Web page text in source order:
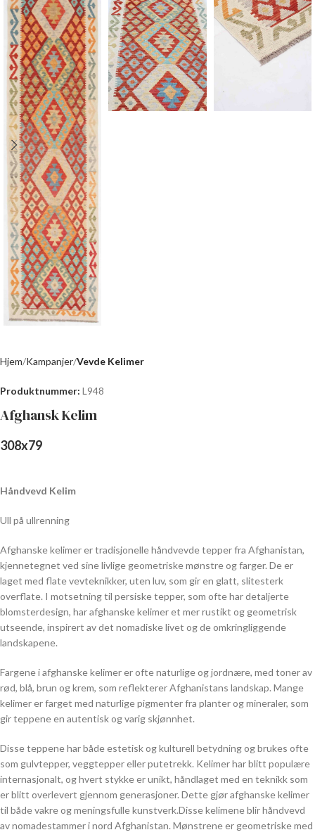
Hjem Kampanjer Vevde Kelimer
Produktnummer: L948
Afghansk Kelim
308x79
Håndvevd Kelim
Ull på ullrenning
Afghanske kelimer er tradisjonelle håndvevde tepper fra Afghanistan,
kjennetegnet ved sine livlige geometriske mønstre og farger. De er
laget med flate vevteknikker, uten luv, som gir en glatt, slitesterk
overflate. I motsetning til persiske tepper, som ofte har detaljerte
blomsterdesign, har afghanske kelimer et mer rustikt og geometrisk
utseende, inspirert av det nomadiske livet og de omkringliggende
landskapene.
Fargene i afghanske kelimer er ofte naturlige og jordnære, med toner av
rød, blå, brun og krem, som reflekterer Afghanistans landskap. Mange
kelimer er farget med naturlige pigmenter fra planter og mineraler, som
gir teppene en autentisk og varig skjønnhet.
Disse teppene har både estetisk og kulturell betydning og brukes ofte
som gulvtepper, veggtepper eller putetrekk. Kelimer har blitt populære
internasjonalt, og hvert stykke er unikt, håndlaget med en teknikk som
er blitt overlevert gjennom generasjoner. Dette gjør afghanske kelimer
til både vakre og meningsfulle kunstverk.Disse kelimene blir håndvevd
av nomadestammer i nord Afghanistan. Mønstrene er geometriske med